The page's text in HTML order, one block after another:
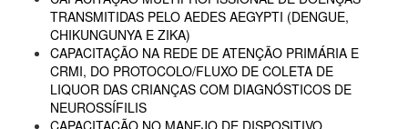
TRANSMITIDAS PELO AEDES AEGYPTI (DENGUE,
CHIKUNGUNYA E ZIKA)
CAPACITAÇÃO NA REDE DE ATENÇÃO PRIMÁRIA E
CRMI, DO PROTOCOLO/FLUXO DE COLETA DE
LIQUOR DAS CRIANÇAS COM DIAGNÓSTICOS DE
NEUROSSÍFILIS
CAPACITAÇÃO NO MANEJO DE DISPOSITIVO